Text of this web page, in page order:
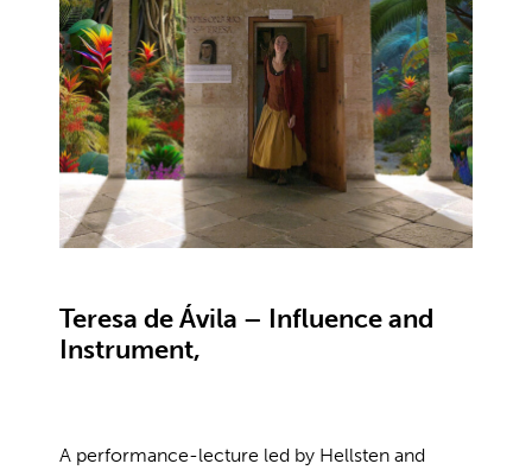
Teresa de Ávila – Influence and
Instrument,
A performance-lecture led by Hellsten and